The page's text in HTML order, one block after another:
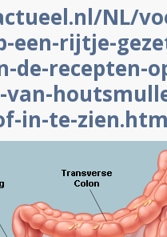
NL/
een-rijtje-
de-recepten-
in-te-